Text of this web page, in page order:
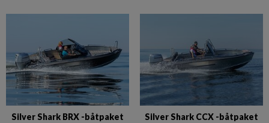
Silver Shark BRX -båtpaket Silver Shark CCX -båtpaket